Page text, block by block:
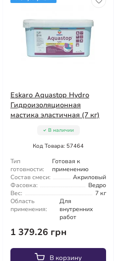
Eskaro Aquastop Hydro
Гидроизоляционная
мастика эластичная (7 кг)
В наличии
Код Товара: 57464
Тип
готовности:
Готовая к
применению
Состав смеси:
Акриловый
Фасовка:
Ведро
Вес:
7 кг
Область
применения:
Для
внутренних
работ
1 379.26 грн
В корзину